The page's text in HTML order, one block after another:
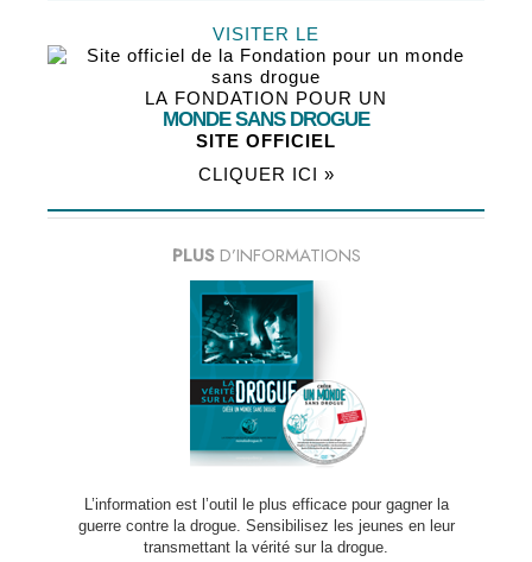
VISITER LE
LA FONDATION POUR UN
MONDE SANS DROGUE
SITE OFFICIEL
CLIQUER ICI »
PLUS D’INFORMATIONS
L’information est l’outil le plus efficace pour gagner la
guerre contre la drogue. Sensibilisez les jeunes en leur
transmettant la vérité sur la drogue.